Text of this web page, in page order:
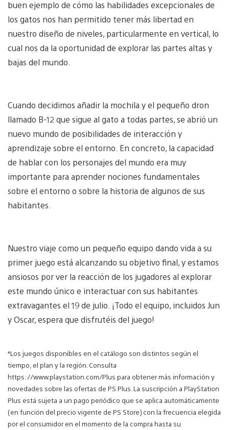
buen ejemplo de cómo las habilidades excepcionales de
los gatos nos han permitido tener más libertad en
nuestro diseño de niveles, particularmente en vertical, lo
cual nos da la oportunidad de explorar las partes altas y
bajas del mundo.
Cuando decidimos añadir la mochila y el pequeño dron
llamado B-12 que sigue al gato a todas partes, se abrió un
nuevo mundo de posibilidades de interacción y
aprendizaje sobre el entorno. En concreto, la capacidad
de hablar con los personajes del mundo era muy
importante para aprender nociones fundamentales
sobre el entorno o sobre la historia de algunos de sus
habitantes.
Nuestro viaje como un pequeño equipo dando vida a su
primer juego está alcanzando su objetivo final, y estamos
ansiosos por ver la reacción de los jugadores al explorar
este mundo único e interactuar con sus habitantes
extravagantes el 19 de julio. ¡Todo el equipo, incluidos Jun
y Oscar, espera que disfrutéis del juego!
*Los juegos disponibles en el catálogo son distintos según el
tiempo, el plan y la región. Consulta
https://www.playstation.com/Plus para obtener más información y
novedades sobre las ofertas de PS Plus. La suscripción a PlayStation
Plus está sujeta a un pago periódico que se aplica automáticamente
(en función del precio vigente de PS Store) con la frecuencia elegida
por el consumidor en el momento de la compra hasta su